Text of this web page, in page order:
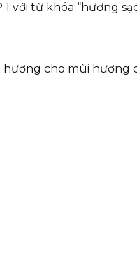
với từ khóa “hương
cho mùi hương